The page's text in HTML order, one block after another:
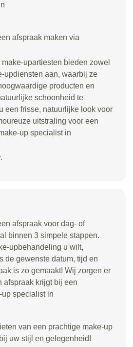
afspraak maken via
upartiesten bieden zowel
updiensten aan, waarbij ze
producten en
schoonheid te
een frisse, natuurlijke look voor
uitstraling voor een
up specialist in
afspraak voor dag- of
binnen 3 simpele stappen.
upbehandeling u wilt,
de gewenste datum, tijd en
is zo gemaakt! Wij zorgen er
afspraak krijgt bij een
specialist in
van een prachtige make-up
uw stijl en gelegenheid!